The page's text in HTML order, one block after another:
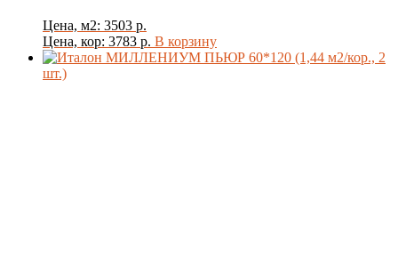
Цена, м2: 3503 р.
Цена, кор: 3783 р. В корзину